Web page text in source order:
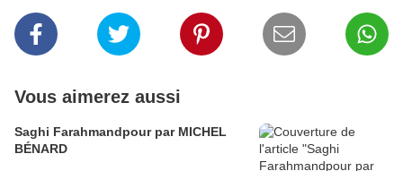
Vous aimerez aussi
Saghi Farahmandpour par MICHEL
BÉNARD